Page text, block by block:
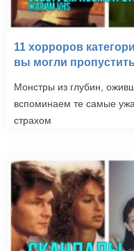
11 хорроров
вы могли
Монстры из глубин,
вспоминаем те самые
страхом